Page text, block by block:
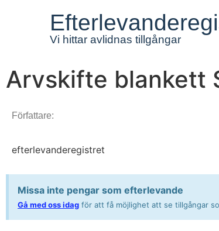
Vi hittar avlidnas tillgångar
Arvskifte blankett
Författare:
efterlevanderegistret
Missa inte pengar som efterlevande
Gå med oss idag för att få möjlighet att se tillgångar